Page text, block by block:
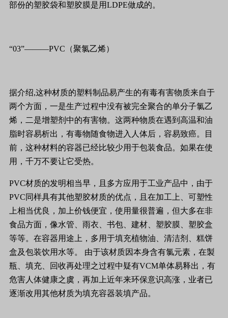
部份的塑胶袋和塑胶膜是用LDPE做成的。
“03”———PVC（聚氯乙烯）
据介绍,这种材质的塑料制品易产生的有毒有害物质来自于
两个方面，一是生产过程中没有被完全聚合的单分子氯乙
烯，二是增塑剂中的有害物。这两种物质在遇到高温和油
脂时容易析出，有毒物随食物进入人体后，容易致癌。目
前，这种材料的容器已经比较少用于包装食品。如果在使
用，千万不要让它受热。
PVC材质的发明相当早，且多方应用于工业产品中，由于
PVC同样具有其他塑胶材质的优点，且在加工上、可塑性
上相当优良，加上价钱便宜，使用量很普遍，但大多在非
食品方面，像水管、雨衣、书包、建材、塑胶膜、塑胶盒
等等。在容器用途上，多用于填充植物油、清洁剂、糕饼
盒及包装饮用水等。 由于该材质因本身含有氯元素，在製
瓶、填充、回收再处理之过程中疑有VCM单体易释出，有
危害人体健康之虞，再加上近年来环保意识高涨，业者已
逐渐改用其他材质为填充容器装填产品。